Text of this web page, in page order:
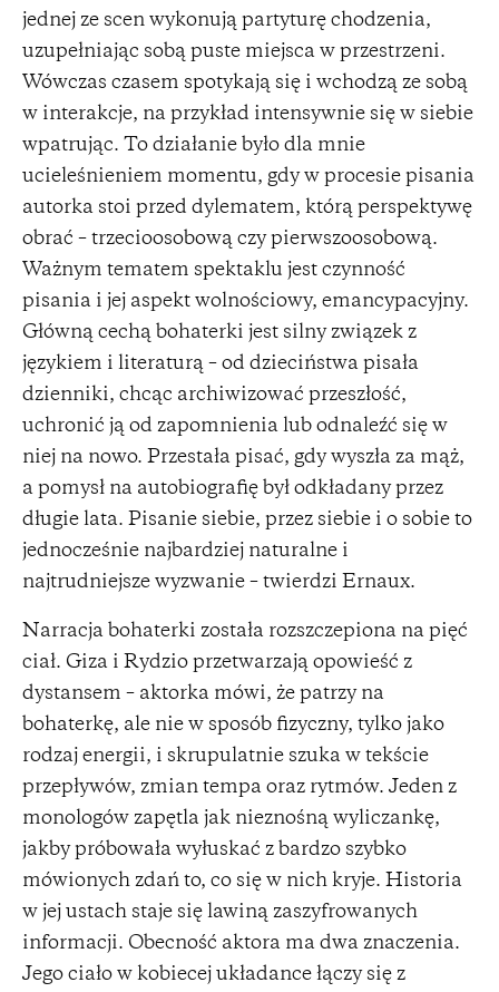
jednej ze scen wykonują partyturę chodzenia,
uzupełniając sobą puste miejsca w przestrzeni.
Wówczas czasem spotykają się i wchodzą ze sobą
w interakcje, na przykład intensywnie się w siebie
wpatrując. To działanie było dla mnie
ucieleśnieniem momentu, gdy w procesie pisania
autorka stoi przed dylematem, którą perspektywę
obrać – trzecioosobową czy pierwszoosobową.
Ważnym tematem spektaklu jest czynność
pisania i jej aspekt wolnościowy, emancypacyjny.
Główną cechą bohaterki jest silny związek z
językiem i literaturą – od dzieciństwa pisała
dzienniki, chcąc archiwizować przeszłość,
uchronić ją od zapomnienia lub odnaleźć się w
niej na nowo. Przestała pisać, gdy wyszła za mąż,
a pomysł na autobiografię był odkładany przez
długie lata. Pisanie siebie, przez siebie i o sobie to
jednocześnie najbardziej naturalne i
najtrudniejsze wyzwanie – twierdzi Ernaux.
Narracja bohaterki została rozszczepiona na pięć
ciał. Giza i Rydzio przetwarzają opowieść z
dystansem – aktorka mówi, że patrzy na
bohaterkę, ale nie w sposób fizyczny, tylko jako
rodzaj energii, i skrupulatnie szuka w tekście
przepływów, zmian tempa oraz rytmów. Jeden z
monologów zapętla jak nieznośną wyliczankę,
jakby próbowała wyłuskać z bardzo szybko
mówionych zdań to, co się w nich kryje. Historia
w jej ustach staje się lawiną zaszyfrowanych
informacji. Obecność aktora ma dwa znaczenia.
Jego ciało w kobiecej układance łączy się z